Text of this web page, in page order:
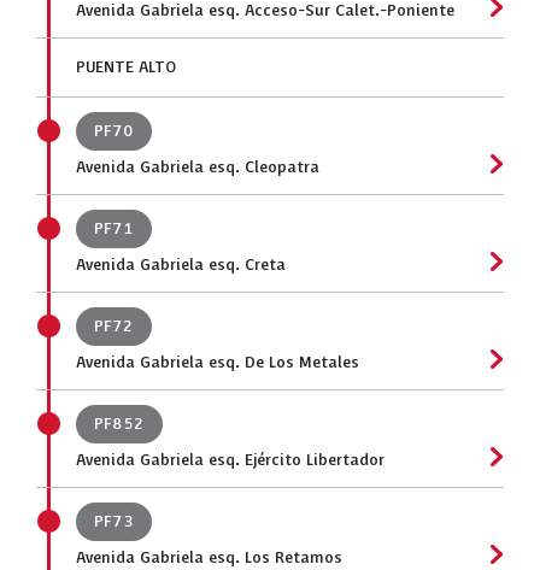
Avenida Gabriela esq. Acceso-Sur Calet.-Poniente
PUENTE ALTO
PF70
Avenida Gabriela esq. Cleopatra
PF71
Avenida Gabriela esq. Creta
PF72
Avenida Gabriela esq. De Los Metales
PF852
Avenida Gabriela esq. Ejército Libertador
PF73
Avenida Gabriela esq. Los Retamos